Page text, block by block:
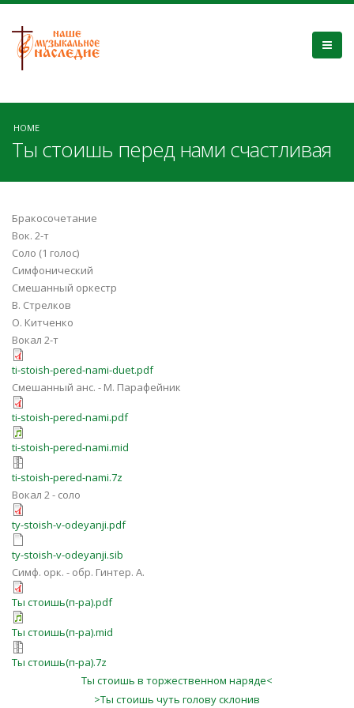
HOME
Ты стоишь перед нами счастливая
Бракосочетание
Вок. 2-т
Соло (1 голос)
Симфонический
Смешанный оркестр
В. Стрелков
О. Китченко
Вокал 2-т
ti-stoish-pered-nami-duet.pdf
Смешанный анс. - М. Парафейник
ti-stoish-pered-nami.pdf
ti-stoish-pered-nami.mid
ti-stoish-pered-nami.7z
Вокал 2 - соло
ty-stoish-v-odeyanji.pdf
ty-stoish-v-odeyanji.sib
Симф. орк. - обр. Гинтер. А.
Ты стоишь(п-ра).pdf
Ты стоишь(п-ра).mid
Ты стоишь(п-ра).7z
Ты стоишь в торжественном наряде<
>Ты стоишь чуть голову склонив